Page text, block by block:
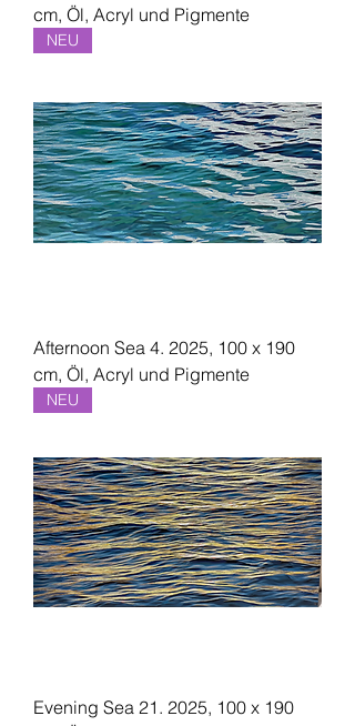
cm, Öl, Acryl und Pigmente
NEU
Afternoon Sea 4. 2025, 100 x 190
cm, Öl, Acryl und Pigmente
NEU
Evening Sea 21. 2025, 100 x 190